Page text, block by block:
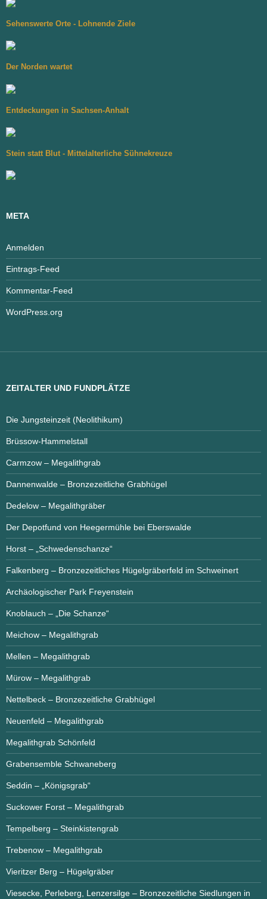
Sehenswerte Orte - Lohnende Ziele
Der Norden wartet
Entdeckungen in Sachsen-Anhalt
Stein statt Blut - Mittelalterliche Sühnekreuze
META
Anmelden
Eintrags-Feed
Kommentar-Feed
WordPress.org
ZEITALTER UND FUNDPLÄTZE
Die Jungsteinzeit (Neolithikum)
Brüssow-Hammelstall
Carmzow – Megalithgrab
Dannenwalde – Bronzezeitliche Grabhügel
Dedelow – Megalithgräber
Der Depotfund von Heegermühle bei Eberswalde
Horst – „Schwedenschanze“
Falkenberg – Bronzezeitliches Hügelgräberfeld im Schweinert
Archäologischer Park Freyenstein
Knoblauch – „Die Schanze“
Meichow – Megalithgrab
Mellen – Megalithgrab
Mürow – Megalithgrab
Nettelbeck – Bronzezeitliche Grabhügel
Neuenfeld – Megalithgrab
Megalithgrab Schönfeld
Grabensemble Schwaneberg
Seddin – „Königsgrab“
Suckower Forst – Megalithgrab
Tempelberg – Steinkistengrab
Trebenow – Megalithgrab
Vieritzer Berg – Hügelgräber
Viesecke, Perleberg, Lenzersilge – Bronzezeitliche Siedlungen in